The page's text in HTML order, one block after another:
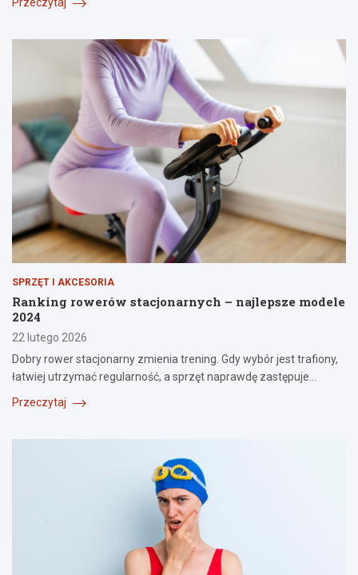
Przeczytaj
SPRZĘT I AKCESORIA
Ranking rowerów stacjonarnych – najlepsze modele
2024
22 lutego 2026
Dobry rower stacjonarny zmienia trening. Gdy wybór jest trafiony,
łatwiej utrzymać regularność, a sprzęt naprawdę zastępuje…
Przeczytaj